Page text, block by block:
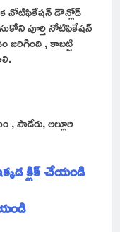
నోటిఫికేషన్ డౌన్లోడ్
పూర్తి నోటిఫికేషన్
జరిగింది , కాబట్టి
పాడేరు, అల్లూరి
క్లిక్ చేయండి